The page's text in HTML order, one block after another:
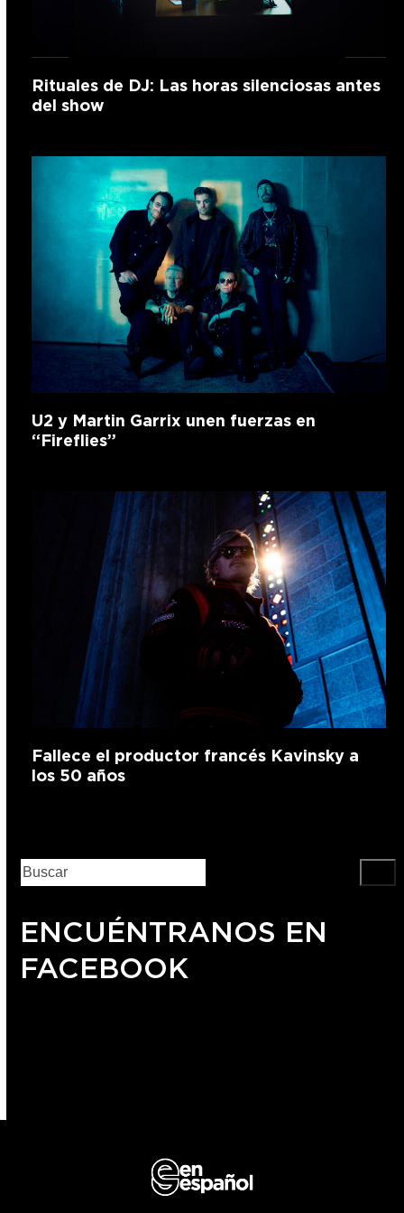
Rituales de DJ: Las horas silenciosas antes
del show
U2 y Martin Garrix unen fuerzas en
“Fireflies”
Fallece el productor francés Kavinsky a
los 50 años
ENCUÉNTRANOS EN
FACEBOOK